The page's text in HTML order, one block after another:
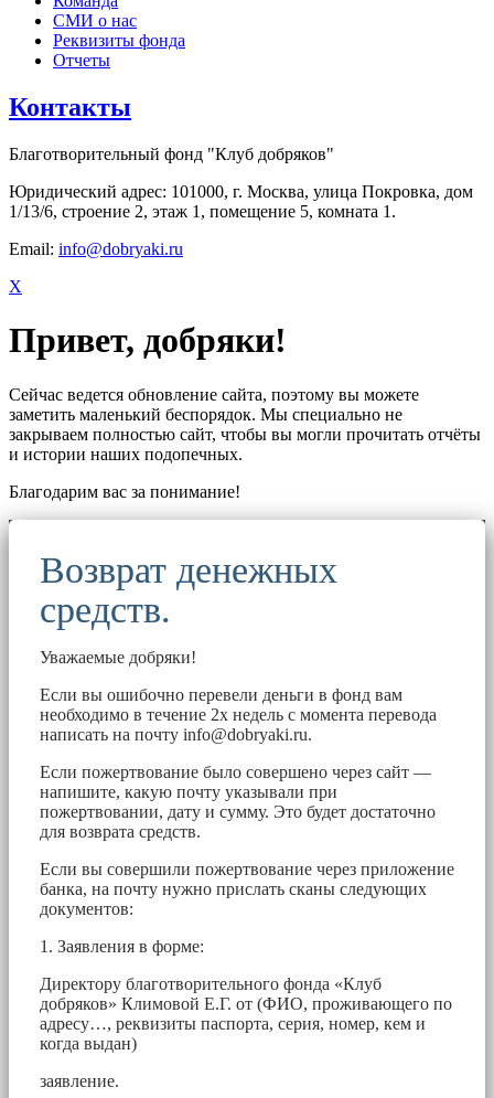
СМИ о нас
Реквизиты фонда
Отчеты
Контакты
Благотворительный фонд "Клуб добряков"
Юридический адрес: 101000, г. Москва, улица Покровка, дом
1/13/6, строение 2, этаж 1, помещение 5, комната 1.
Email: info@dobryaki.ru
X
Привет, добряки!
Сейчас ведется обновление сайта, поэтому вы можете
заметить маленький беспорядок. Мы специально не
закрываем полностью сайт, чтобы вы могли прочитать отчёты
и истории наших подопечных.
Благодарим вас за понимание!
Возврат денежных
средств.
Уважаемые добряки!
Если вы ошибочно перевели деньги в фонд вам
необходимо в течение 2х недель с момента перевода
написать на почту info@dobryaki.ru.
Если пожертвование было совершено через сайт —
напишите, какую почту указывали при
пожертвовании, дату и сумму. Это будет достаточно
для возврата средств.
Если вы совершили пожертвование через приложение
банка, на почту нужно прислать сканы следующих
документов:
1. Заявления в форме:
Директору благотворительного фонда «Клуб
добряков» Климовой Е.Г. от (ФИО, проживающего по
адресу…, реквизиты паспорта, серия, номер, кем и
когда выдан)
заявление.